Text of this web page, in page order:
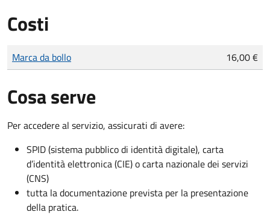
Costi
Tipo di pagamento
Importo
Marca da bollo 16,00 €
Cosa serve
Per accedere al servizio, assicurati di avere:
SPID (sistema pubblico di identità digitale), carta
d’identità elettronica (CIE) o carta nazionale dei servizi
(CNS)
tutta la documentazione prevista per la presentazione
della pratica.